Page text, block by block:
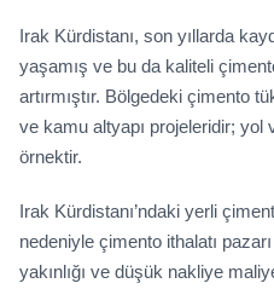
Irak Kürdistanı, son yıllarda
yaşamış ve bu da kaliteli
artırmıştır. Bölgedeki çimento
ve kamu altyapı projeleridir; yol
örnektir.
Irak Kürdistanı’ndaki yerli
nedeniyle çimento ithalatı
yakınlığı ve düşük nakliye